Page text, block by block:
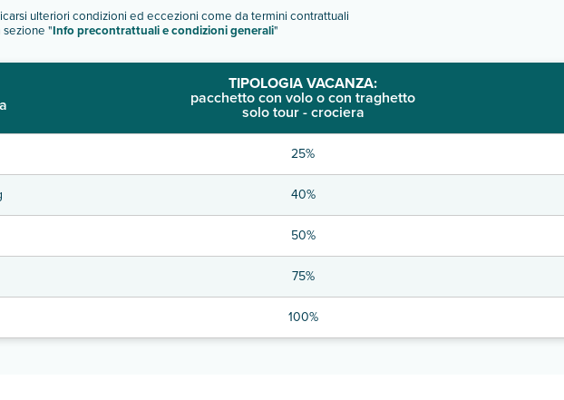
ulteriori condizioni ed eccezioni come da termini contrattuali
"Info precontrattuali e condizioni generali"
TIPOLOGIA VACANZA:
pacchetto con volo o con traghetto
solo tour - crociera
25%
40%
50%
75%
100%